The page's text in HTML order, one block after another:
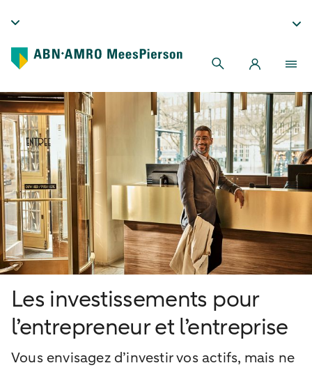
Les investissements pour
l’entrepreneur et l’entreprise
Vous envisagez d’investir vos actifs, mais ne